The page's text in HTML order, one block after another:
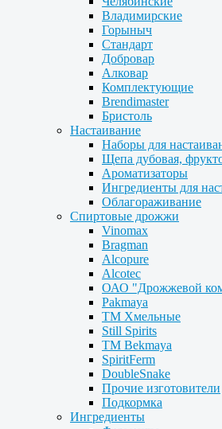
Владимирские
Горыныч
Стандарт
Добровар
Алковар
Комплектующие
Brendimaster
Бристоль
Настаивание
Наборы для
Щепа дубовая,
Ароматизаторы
Ингредиенты для
Облагораживание
Спиртовые дрожжи
Vinomax
Bragman
Alcopure
Alcotec
ОАО "Дрожжевой
Pakmaya
ТМ Хмельные
Still Spirits
ТМ Bekmaya
SpiritFerm
DoubleSnake
Прочие изготовители
Подкормка
Ингредиенты